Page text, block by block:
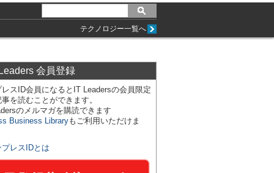
テクノロジー一覧へ
会員登録
スID会員になるとIT Leadersの会員限定
を読むことができます。
のメルマガを購読できます
Business Libraryもご利用いただけま
プレスIDとは